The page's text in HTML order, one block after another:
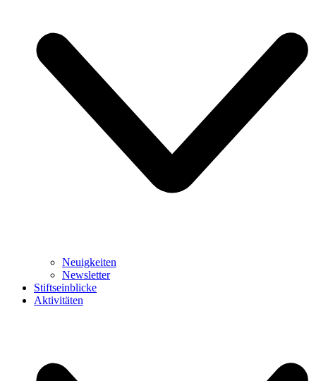
Neuigkeiten
Newsletter
Stiftseinblicke
Aktivitäten